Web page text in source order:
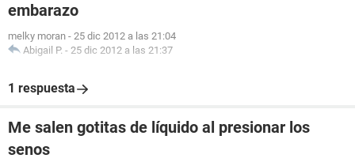
embarazo
melky moran - 25 dic 2012 a las 21:04
Abigail P. - 25 dic 2012 a las 21:37
1 respuesta
Me salen gotitas de líquido al presionar los
senos